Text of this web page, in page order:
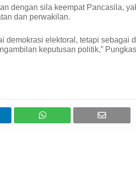
dengan sila keempat Pancasila,
dan perwakilan.
demokrasi elektoral, tetapi sebagai
keputusan politik,”